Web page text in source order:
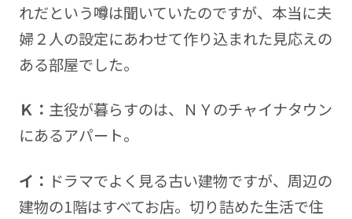
れだという噂は聞いていたのですが、本当に夫
婦２人の設定にあわせて作り込まれた見応えの
ある部屋でした。
Ｋ： 主役が暮らすのは、ＮＹのチャイナタウン
にあるアパート。
イ： ドラマでよく見る古い建物ですが、周辺の
建物の1階はすべてお店。切り詰めた生活で住